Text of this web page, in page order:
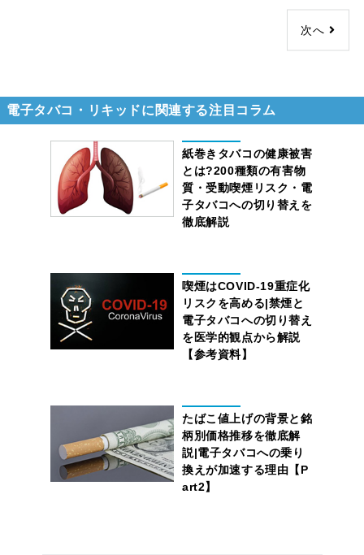
次へ
電子タバコ・リキッドに関連する注目コラム
紙巻きタバコの健康被害
とは?200種類の有害物
質・受動喫煙リスク・電
子タバコへの切り替えを
徹底解説
喫煙はCOVID-19重症化
リスクを高める|禁煙と
電子タバコへの切り替え
を医学的観点から解説
【参考資料】
たばこ値上げの背景と銘
柄別価格推移を徹底解
説|電子タバコへの乗り
換えが加速する理由【P
art2】